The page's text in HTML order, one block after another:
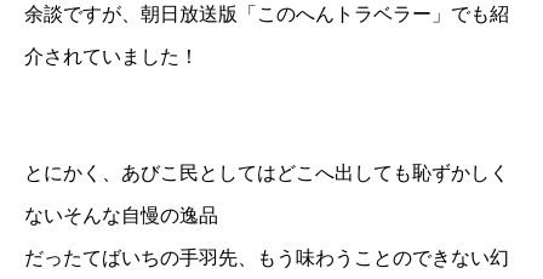
余談ですが、朝日放送版「このへんトラベラー」でも紹
介されていました！
とにかく、あびこ民としてはどこへ出しても恥ずかしく
ないそんな自慢の逸品
だったてばいちの手羽先、もう味わうことのできない幻